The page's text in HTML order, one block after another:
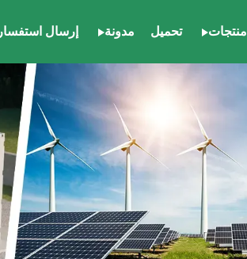
منتجات تحميل مدونة إرسال استفسار